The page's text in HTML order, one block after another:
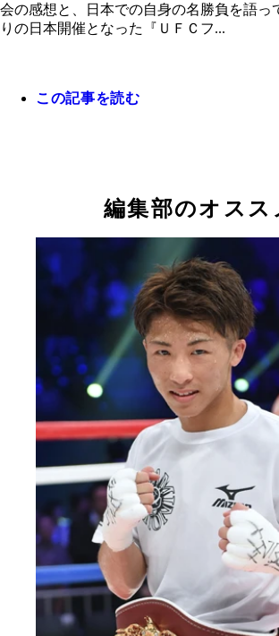
イラに、今大会の感想と、日
会の感想と、日本での自身の名勝負を語っ
りの日本開催となった『ＵＦＣフ...
この記事を読む
編集部のオスス